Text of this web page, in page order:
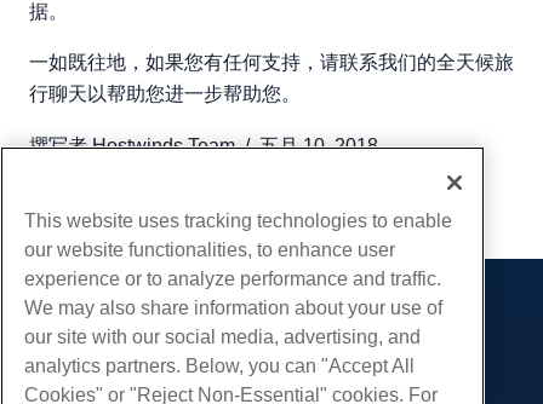
据。
一如既往地，如果您有任何支持，请联系我们的全天候旅
行聊天以帮助您进一步帮助您。
撰写者 Hostwinds Team/五月 10, 2018
产品展示
虚拟主机
企业主机
服务
This website uses tracking technologies to enable
our website functionalities, to enhance user
experience or to analyze performance and traffic.
We may also share information about your use of
our site with our social media, advertising, and
analytics partners. Below, you can "Accept All
Cookies" or "Reject Non-Essential" cookies. For